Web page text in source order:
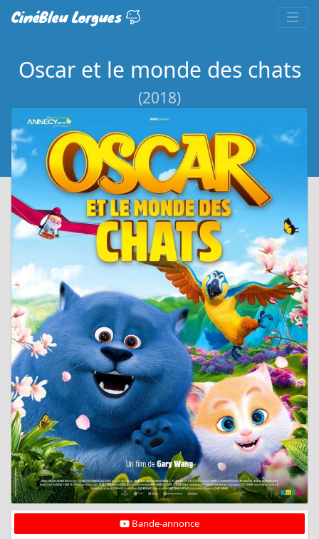
CinéBleu Lorgues
Oscar et le monde des chats
(2018)
Bande-annonce